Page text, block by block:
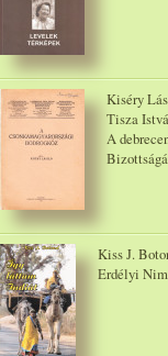
Kiséry
Tisza
A
Kiss J.
Erdélyi